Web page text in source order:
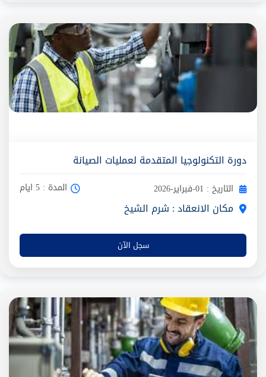
دورة التكنولوجيا المتقدمة لعمليات الصيانة
التاريخ : 01-فبراير-2026 المدة : 5 ايام
مكان الانعقاد : شرم الشيخ
سجل الآن